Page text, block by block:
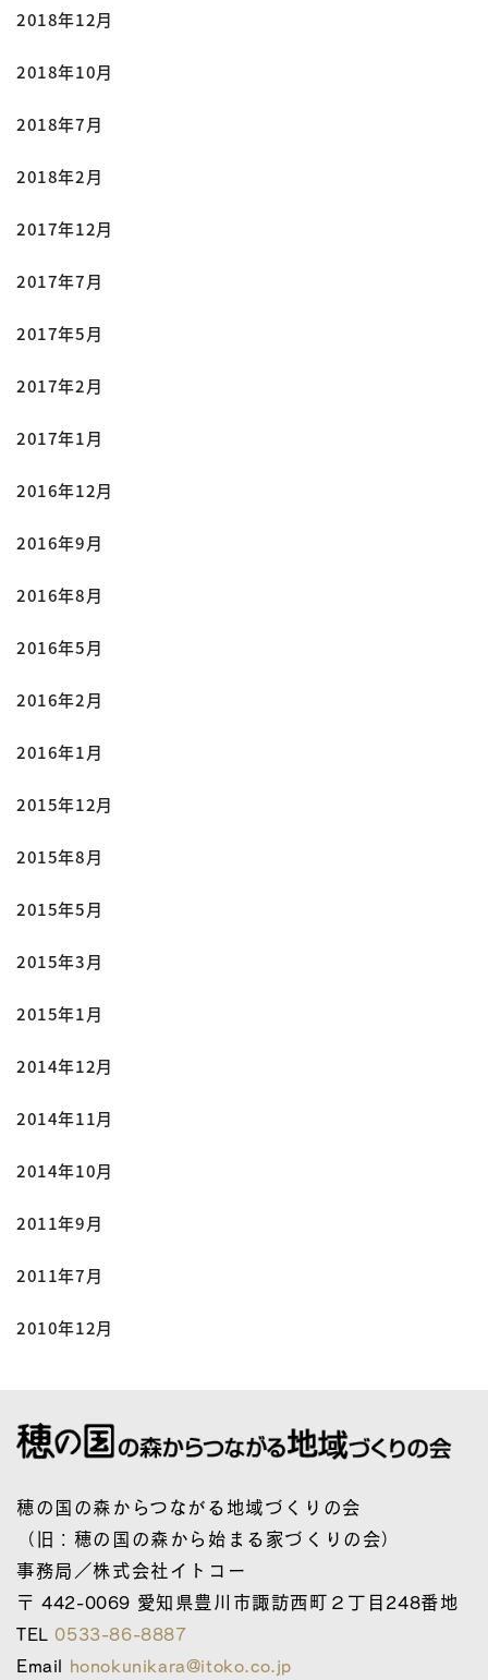
2018年12月
2018年10月
2018年7月
2018年2月
2017年12月
2017年7月
2017年5月
2017年2月
2017年1月
2016年12月
2016年9月
2016年8月
2016年5月
2016年2月
2016年1月
2015年12月
2015年8月
2015年5月
2015年3月
2015年1月
2014年12月
2014年11月
2014年10月
2011年9月
2011年7月
2010年12月
穂の国の森からつながる地域づくりの会
（旧：穂の国の森から始まる家づくりの会）
事務局／株式会社イトコー
〒 442-0069 愛知県豊川市諏訪西町２丁目248番地
TEL0533-86-8887
Email honokunikara@itoko.co.jp